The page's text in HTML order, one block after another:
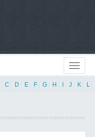
C D E F G H J K L